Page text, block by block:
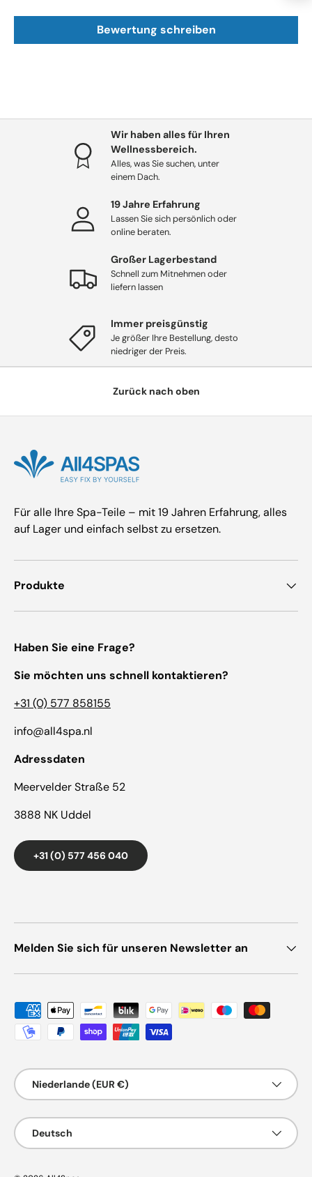
Bewertung schreiben
Wir haben alles für Ihren
Wellnessbereich.
Alles, was Sie suchen, unter
einem Dach.
19 Jahre Erfahrung
Lassen Sie sich persönlich oder
online beraten.
Großer Lagerbestand
Schnell zum Mitnehmen oder
liefern lassen
Immer preisgünstig
Je größer Ihre Bestellung, desto
niedriger der Preis.
Zurück nach oben
Für alle Ihre Spa-Teile – mit 19 Jahren Erfahrung, alles
auf Lager und einfach selbst zu ersetzen.
Produkte
Haben Sie eine Frage?
Sie möchten uns schnell kontaktieren?
+31 (0) 577 858155
info@all4spa.nl
Adressdaten
Meervelder Straße 52
3888 NK Uddel
+31 (0) 577 456 040
Melden Sie sich für unseren Newsletter an
Zahlungsmethoden
Land/Region
Niederlande (EUR €)
Sprache
Deutsch